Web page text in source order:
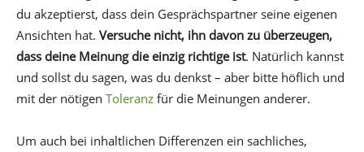
du akzeptierst, dass dein Gesprächspartner seine eigenen
Ansichten hat. Versuche nicht, ihn davon zu überzeugen,
dass deine Meinung die einzig richtige ist. Natürlich kannst
und sollst du sagen, was du denkst – aber bitte höflich und
mit der nötigen Toleranz für die Meinungen anderer.
Um auch bei inhaltlichen Differenzen ein sachliches,